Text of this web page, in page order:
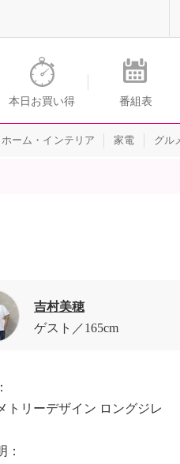
ップチャンネル
本日お買い得 番組表
ホーム・インテリア 家電 グル
吉村美穂
ゲスト
165cm
トリーデザイン ロングジレ
：